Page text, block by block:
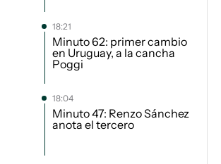
18:21
Minuto 62: primer cambio
en Uruguay, a la cancha
Poggi
18:04
Minuto 47: Renzo Sánchez
anota el tercero